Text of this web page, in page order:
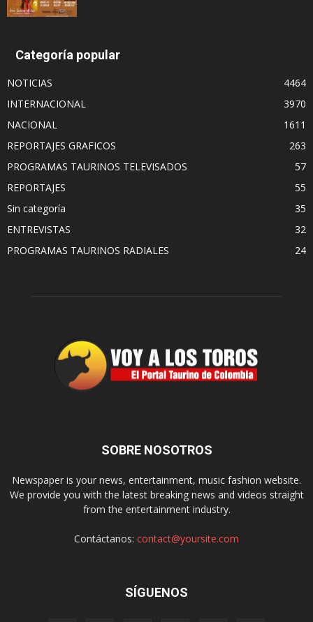
Categoría popular
NOTICIAS
4464
INTERNACIONAL
3970
NACIONAL
1611
REPORTAJES GRAFICOS
263
PROGRAMAS TAURINOS TELEVISADOS
57
REPORTAJES
55
Sin categoría
35
ENTREVISTAS
32
PROGRAMAS TAURINOS RADIALES
24
SOBRE NOSOTROS
Newspaper is your news, entertainment, music fashion website.
We provide you with the latest breaking news and videos straight
from the entertainment industry.
Contáctanos: contact@yoursite.com
SÍGUENOS